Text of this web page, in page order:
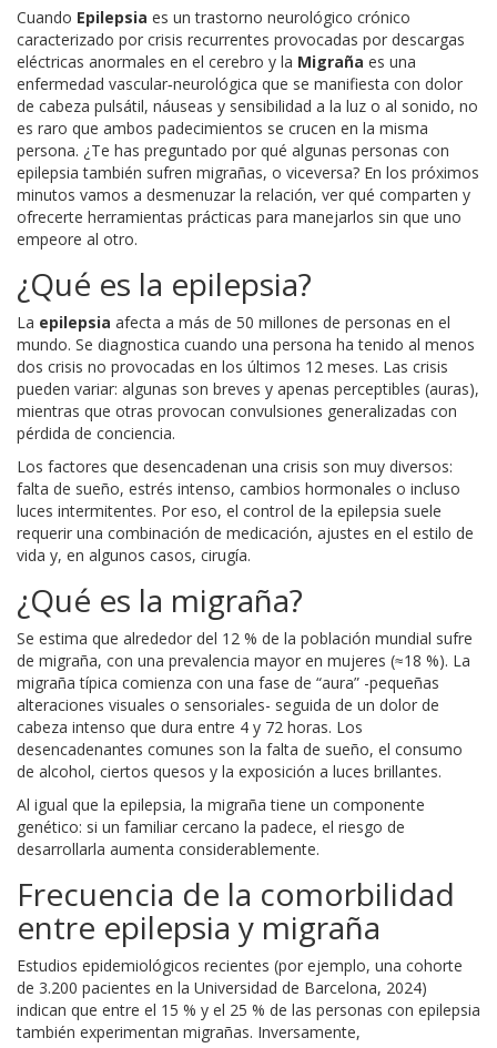
Cuando Epilepsia es un trastorno neurológico crónico
caracterizado por crisis recurrentes provocadas por descargas
eléctricas anormales en el cerebro y la Migraña es una
enfermedad vascular‑neurológica que se manifiesta con dolor
de cabeza pulsátil, náuseas y sensibilidad a la luz o al sonido, no
es raro que ambos padecimientos se crucen en la misma
persona. ¿Te has preguntado por qué algunas personas con
epilepsia también sufren migrañas, o viceversa? En los próximos
minutos vamos a desmenuzar la relación, ver qué comparten y
ofrecerte herramientas prácticas para manejarlos sin que uno
empeore al otro.
¿Qué es la epilepsia?
La epilepsia afecta a más de 50 millones de personas en el
mundo. Se diagnostica cuando una persona ha tenido al menos
dos crisis no provocadas en los últimos 12 meses. Las crisis
pueden variar: algunas son breves y apenas perceptibles (auras),
mientras que otras provocan convulsiones generalizadas con
pérdida de conciencia.
Los factores que desencadenan una crisis son muy diversos:
falta de sueño, estrés intenso, cambios hormonales o incluso
luces intermitentes. Por eso, el control de la epilepsia suele
requerir una combinación de medicación, ajustes en el estilo de
vida y, en algunos casos, cirugía.
¿Qué es la migraña?
Se estima que alrededor del 12 % de la población mundial sufre
de migraña, con una prevalencia mayor en mujeres (≈18 %). La
migraña típica comienza con una fase de “aura” -pequeñas
alteraciones visuales o sensoriales- seguida de un dolor de
cabeza intenso que dura entre 4 y 72 horas. Los
desencadenantes comunes son la falta de sueño, el consumo
de alcohol, ciertos quesos y la exposición a luces brillantes.
Al igual que la epilepsia, la migraña tiene un componente
genético: si un familiar cercano la padece, el riesgo de
desarrollarla aumenta considerablemente.
Frecuencia de la comorbilidad
entre epilepsia y migraña
Estudios epidemiológicos recientes (por ejemplo, una cohorte
de 3.200 pacientes en la Universidad de Barcelona, 2024)
indican que entre el 15 % y el 25 % de las personas con epilepsia
también experimentan migrañas. Inversamente,